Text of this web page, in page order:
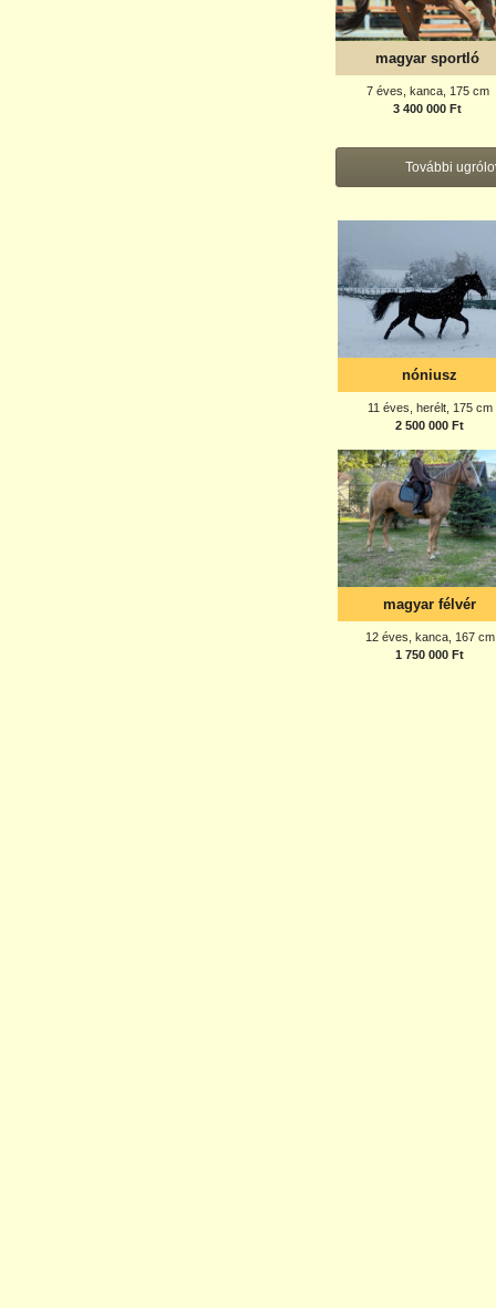
magyar sportló
7 éves, kanca, 175 cm
3 400 000 Ft
További
nóniusz
11 éves, herélt, 175 cm
2 500 000 Ft
magyar félvér
12 éves, kanca, 167 cm
1 750 000 Ft